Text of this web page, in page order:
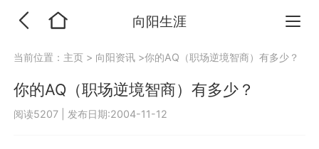
向阳生涯
当前位置： 主页 > 向阳资讯 >你的AQ（职场逆境智商）有多少？
你的AQ（职场逆境智商）有多少？
阅读5207 发布日期:2004-11-12